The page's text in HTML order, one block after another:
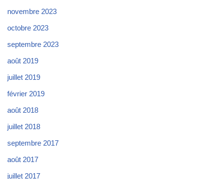
novembre 2023
octobre 2023
septembre 2023
août 2019
juillet 2019
février 2019
août 2018
juillet 2018
septembre 2017
août 2017
juillet 2017